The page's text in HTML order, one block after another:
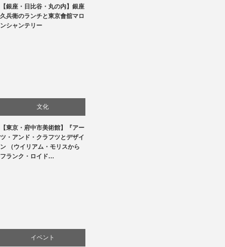
食べ物
【銀座・日比谷・丸の内】銀座
久兵衛のランチと東京會舘マロ
ンシャンテリー
文化
美術展・美術館・博物館巡り
【東京・府中市美術館】『アー
ツ・アンド・クラフツとデザイ
ン （ウイリアム・モリスから
フランク・ロイド…
イベント